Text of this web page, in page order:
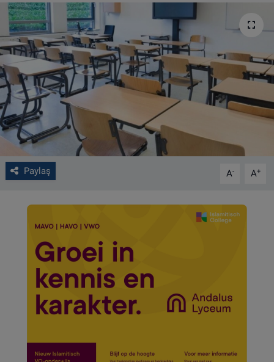
Paylaş A- A+
BİLİM-TEKNOLOJİ
SAĞLIK
FOTO GALERİ
VIDEO GALERİ
ALGEMENE VOORWAARDEN
CONTACT
Çerez Politikası
Haber Arşivi